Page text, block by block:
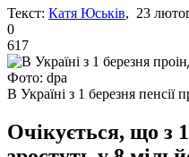
Текст: Катя Юськів, 23
0
617
Фото: dpa
В Україні з 1 березня пенсії
Очікується, що з 1